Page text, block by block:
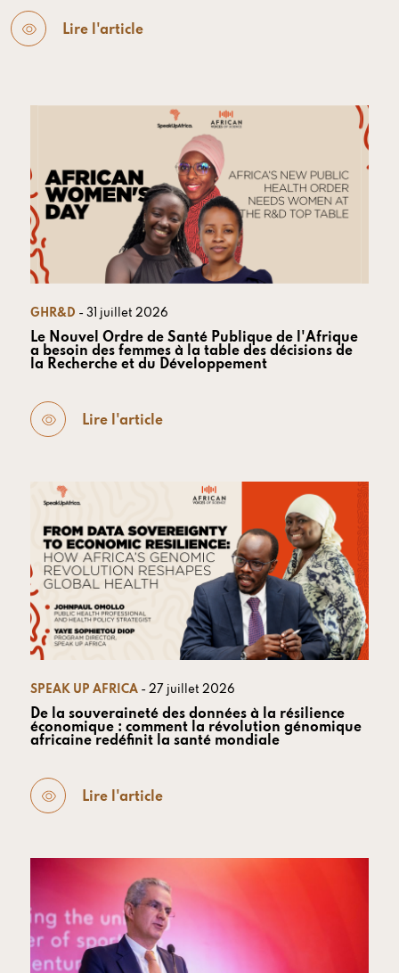
Lire l'article
GHR&D - 31 juillet 2026
Le Nouvel Ordre de Santé Publique de l'Afrique
a besoin des femmes à la table des décisions de
la Recherche et du Développement
Lire l'article
SPEAK UP AFRICA - 27 juillet 2026
De la souveraineté des données à la résilience
économique : comment la révolution génomique
africaine redéfinit la santé mondiale
Lire l'article